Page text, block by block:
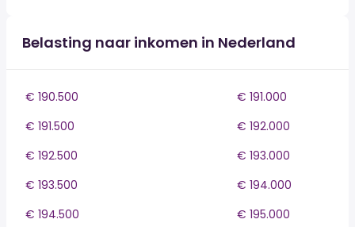
Belasting naar inkomen in Nederland
€ 190.500
€ 191.000
€ 191.500
€ 192.000
€ 192.500
€ 193.000
€ 193.500
€ 194.000
€ 194.500
€ 195.000